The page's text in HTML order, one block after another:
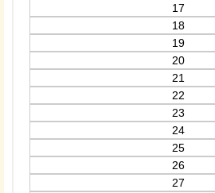
17
18
19
20
21
22
23
24
25
26
27